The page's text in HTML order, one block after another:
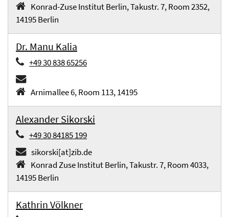
Konrad-Zuse Institut Berlin, Takustr. 7, Room 2352,
14195 Berlin
Dr. Manu Kalia
+49 30 838 65256
Arnimallee 6, Room 113, 14195
Alexander Sikorski
+49 30 84185 199
sikorski[at]zib.de
Konrad Zuse Institut Berlin, Takustr. 7, Room 4033,
14195 Berlin
Kathrin Völkner